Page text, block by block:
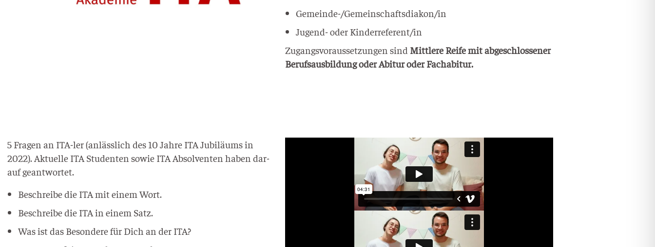
Gemein­de-/Ge­mein­schafts­dia­kon­/in
Jugend- oder Kinderreferent/in
Zugangs­vor­aus­set­zun­gen sind Mitt­le­re Rei­fe mit abge­schlos­se­ner
Berufs­aus­bil­dung oder Abitur oder Fachabitur.
5 Fra­gen an ITA-ler (anläss­lich des 10 Jah­re ITA Jubi­lä­ums in
2022). Aktu­el­le ITA Stu­den­ten sowie ITA Absol­ven­ten haben dar­
auf geantwortet.
Beschrei­be die ITA mit einem Wort.
Beschrei­be die ITA in einem Satz.
Was ist das Beson­de­re für Dich an der ITA?